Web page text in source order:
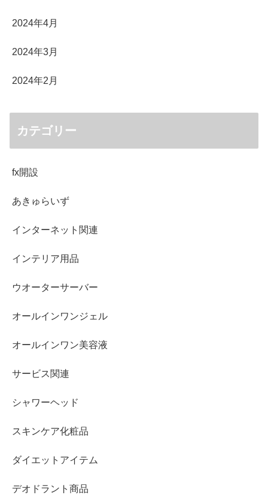
2024年4月
2024年3月
2024年2月
カテゴリー
fx開設
あきゅらいず
インターネット関連
インテリア用品
ウオーターサーバー
オールインワンジェル
オールインワン美容液
サービス関連
シャワーヘッド
スキンケア化粧品
ダイエットアイテム
デオドラント商品